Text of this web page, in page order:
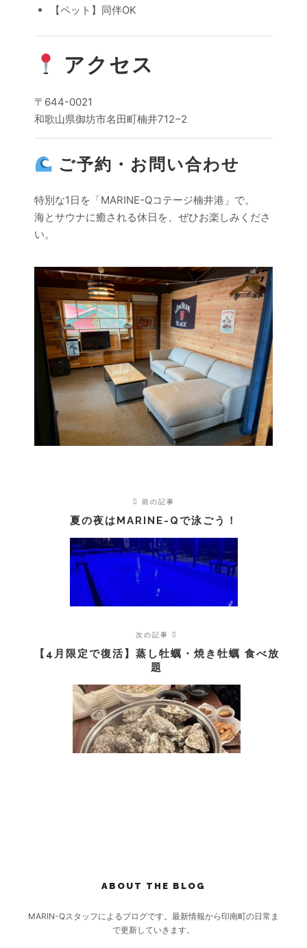
【ペット】同伴OK
アクセス
〒644-0021
和歌山県御坊市名田町楠井712−2
ご予約・お問い合わせ
特別な1日を「MARINE-Qコテージ楠井港」で。
海とサウナに癒される休日を、ぜひお楽しみくださ
い。
前の記事
夏の夜はMARINE-Qで泳ごう！
次の記事
【4月限定で復活】蒸し牡蠣・焼き牡蠣 食べ放
題
ABOUT THE BLOG
MARIN-Qスタッフによるブログです。最新情報から印南町の日常ま
で更新していきます。